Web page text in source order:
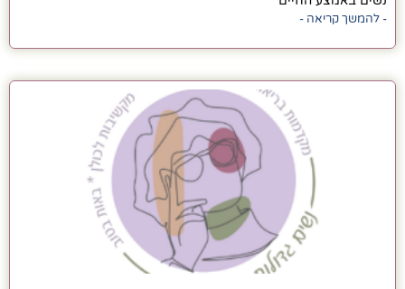
- להמשך קריאה -